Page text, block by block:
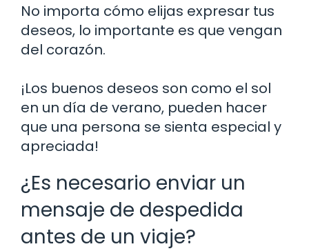
No importa cómo elijas expresar tus
deseos, lo importante es que vengan
del corazón.
¡Los buenos deseos son como el sol
en un día de verano, pueden hacer
que una persona se sienta especial y
apreciada!
¿Es necesario enviar un
mensaje de despedida
antes de un viaje?